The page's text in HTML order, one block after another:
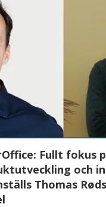
Fullt fokus
och
Thomas